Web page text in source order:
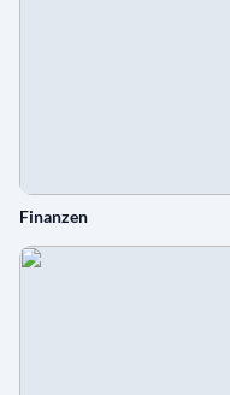
Finanzen